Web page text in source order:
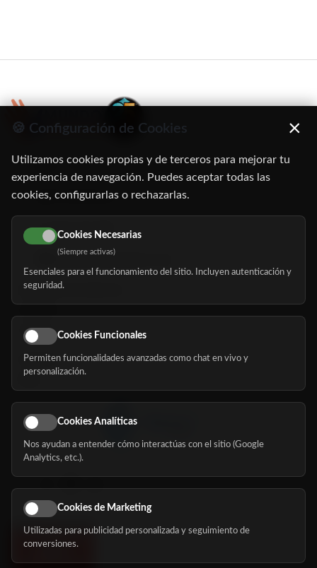
C/ Oruro, 11. 28016 Madrid
91 345 06 26
616 113 103
hola@mundomayor.com
Buscador de residencias
Eventos
Nosotros
Síguenos
🍪 Configuración de Cookies ×
Utilizamos cookies propias y de terceros para mejorar tu
experiencia de navegación. Puedes aceptar todas las
cookies, configurarlas o rechazarlas.
Cookies Necesarias
(Siempre activas)
Esenciales para el funcionamiento del sitio. Incluyen autenticación y
seguridad.
Cookies Funcionales
Permiten funcionalidades avanzadas como chat en vivo y
personalización.
Cookies Analíticas
Nos ayudan a entender cómo interactúas con el sitio (Google
Analytics, etc.).
Cookies de Marketing
Utilizadas para publicidad personalizada y seguimiento de
conversiones.